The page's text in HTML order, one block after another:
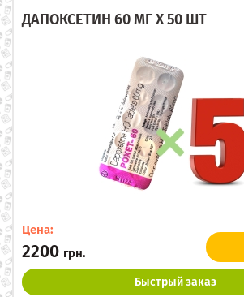
ДАПОКСЕТИН 60 МГ X 50 ШТ
Цена:
2200 грн.
Быстрый заказ